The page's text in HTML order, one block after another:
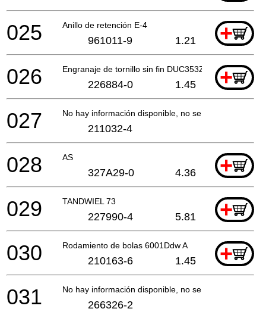
Anillo de retención E-4 +
025 961011-9 1.21
Engranaje de tornillo sin fin DUC353Z +
026 226884-0 1.45
No hay información disponible, no se puede pedir
027 211032-4
AS +
028 327A29-0 4.36
TANDWIEL 73 +
029 227990-4 5.81
Rodamiento de bolas 6001Ddw A +
030 210163-6 1.45
No hay información disponible, no se puede pedir
031 266326-2